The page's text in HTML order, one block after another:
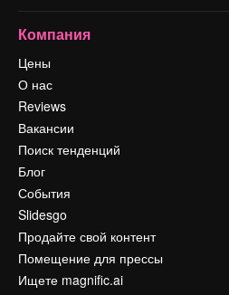
Компания
Цены
О нас
Reviews
Вакансии
Поиск тенденций
Блог
События
Slidesgo
Продайте свой контент
Помещение для прессы
Ищете magnific.ai